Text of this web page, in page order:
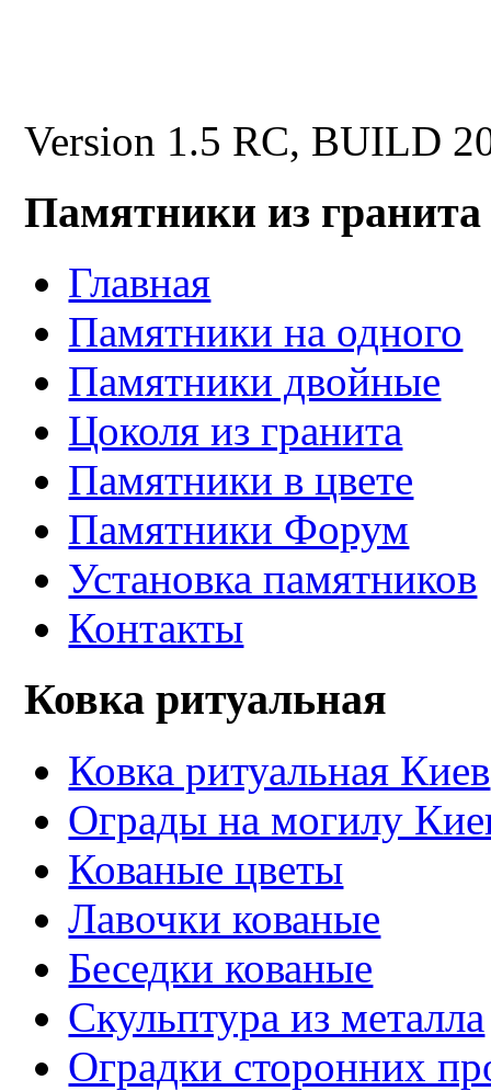
Version 1.5 RC, BUILD
Памятники из гранита
Главная
Памятники на одного
Памятники двойные
Цоколя из гранита
Памятники в цвете
Памятники Форум
Установка памятников
Контакты
Ковка ритуальная
Ковка ритуальная Киев
Ограды на могилу
Кованые цветы
Лавочки кованые
Беседки кованые
Скульптура из металла
Оградки сторонних